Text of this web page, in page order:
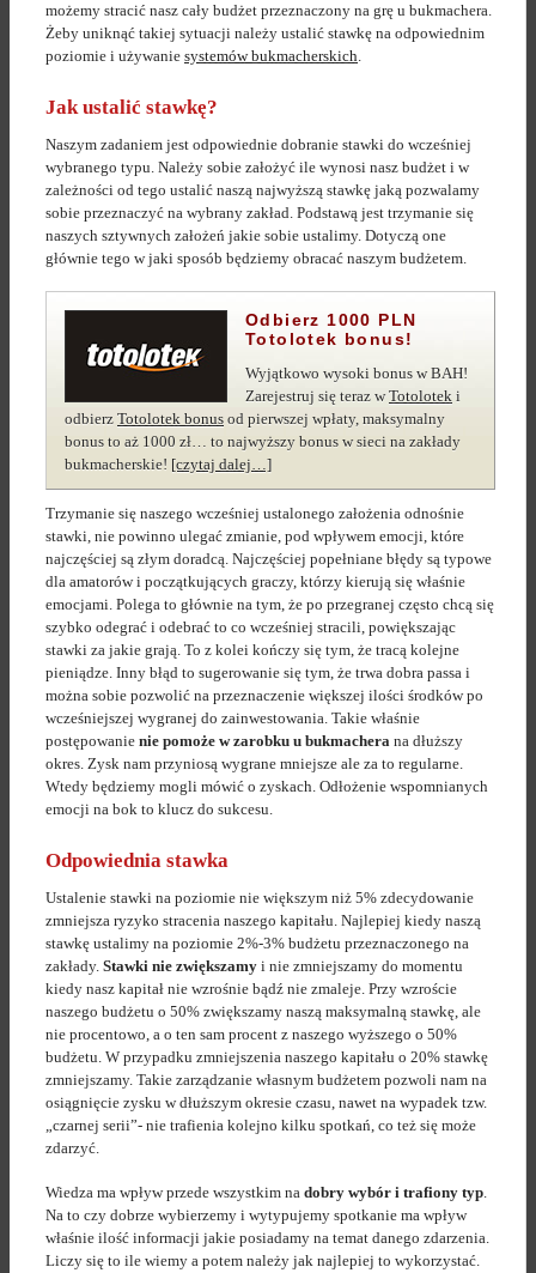
możemy stracić nasz cały budżet przeznaczony na grę u bukmachera.
Żeby uniknąć takiej sytuacji należy ustalić stawkę na odpowiednim
poziomie i używanie systemów bukmacherskich.
Jak ustalić stawkę?
Naszym zadaniem jest odpowiednie dobranie stawki do wcześniej
wybranego typu. Należy sobie założyć ile wynosi nasz budżet i w
zależności od tego ustalić naszą najwyższą stawkę jaką pozwalamy
sobie przeznaczyć na wybrany zakład. Podstawą jest trzymanie się
naszych sztywnych założeń jakie sobie ustalimy. Dotyczą one
głównie tego w jaki sposób będziemy obracać naszym budżetem.
Odbierz 1000 PLN
Totolotek bonus!
Wyjątkowo wysoki bonus w BAH!
Zarejestruj się teraz wTotolotek i
odbierz Totolotek bonus od pierwszej wpłaty, maksymalny
bonus to aż 1000 zł… to najwyższy bonus w sieci na zakłady
bukmacherskie! [czytaj dalej…]
Trzymanie się naszego wcześniej ustalonego założenia odnośnie
stawki, nie powinno ulegać zmianie, pod wpływem emocji, które
najczęściej są złym doradcą. Najczęściej popełniane błędy są typowe
dla amatorów i początkujących graczy, którzy kierują się właśnie
emocjami. Polega to głównie na tym, że po przegranej często chcą się
szybko odegrać i odebrać to co wcześniej stracili, powiększając
stawki za jakie grają. To z kolei kończy się tym, że tracą kolejne
pieniądze. Inny błąd to sugerowanie się tym, że trwa dobra passa i
można sobie pozwolić na przeznaczenie większej ilości środków po
wcześniejszej wygranej do zainwestowania. Takie właśnie
postępowanie nie pomoże w zarobku u bukmachera na dłuższy
okres. Zysk nam przyniosą wygrane mniejsze ale za to regularne.
Wtedy będziemy mogli mówić o zyskach. Odłożenie wspomnianych
emocji na bok to klucz do sukcesu.
Odpowiednia stawka
Ustalenie stawki na poziomie nie większym niż 5% zdecydowanie
zmniejsza ryzyko stracenia naszego kapitału. Najlepiej kiedy naszą
stawkę ustalimy na poziomie 2%-3% budżetu przeznaczonego na
zakłady. Stawki nie zwiększamy i nie zmniejszamy do momentu
kiedy nasz kapitał nie wzrośnie bądź nie zmaleje. Przy wzroście
naszego budżetu o 50% zwiększamy naszą maksymalną stawkę, ale
nie procentowo, a o ten sam procent z naszego wyższego o 50%
budżetu. W przypadku zmniejszenia naszego kapitału o 20% stawkę
zmniejszamy. Takie zarządzanie własnym budżetem pozwoli nam na
osiągnięcie zysku w dłuższym okresie czasu, nawet na wypadek tzw.
„czarnej serii”- nie trafienia kolejno kilku spotkań, co też się może
zdarzyć.
Wiedza ma wpływ przede wszystkim na dobry wybór i trafiony typ.
Na to czy dobrze wybierzemy i wytypujemy spotkanie ma wpływ
właśnie ilość informacji jakie posiadamy na temat danego zdarzenia.
Liczy się to ile wiemy a potem należy jak najlepiej to wykorzystać.